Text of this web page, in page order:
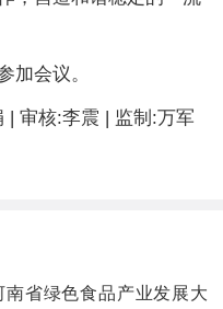
加会议。
| 审核:李震 | 监制:万军
南省绿色食品产业发展大